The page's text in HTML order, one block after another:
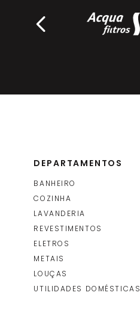
DEPARTAMENTOS
BANHEIRO
COZINHA
LAVANDERIA
REVESTIMENTOS
ELETROS
METAIS
LOUÇAS
UTILIDADES DOMÉSTICAS